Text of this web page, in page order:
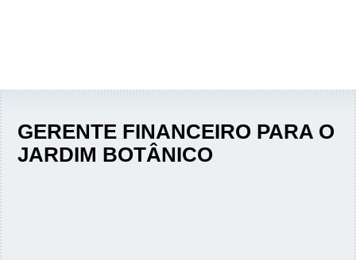
GERENTE FINANCEIRO PARA O
JARDIM BOTÂNICO